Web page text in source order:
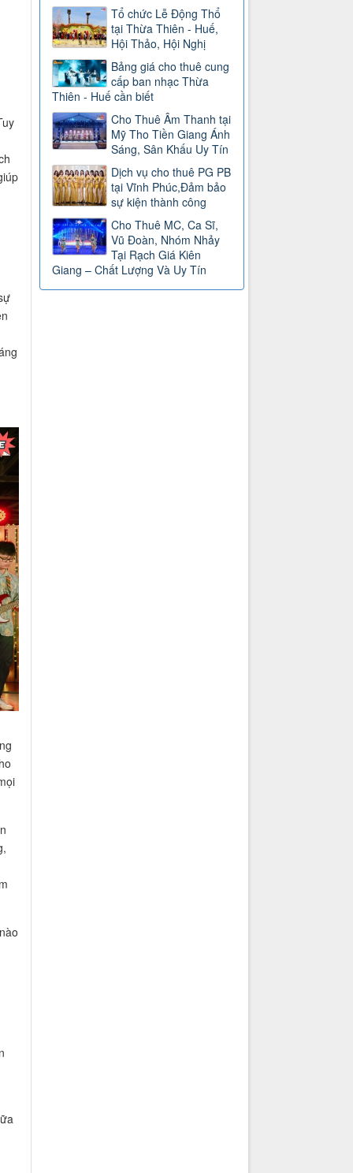
Tổ chức Lễ Động Thổ
tại Thừa Thiên - Huế,
Hội Thảo, Hội Nghị
Bảng giá cho thuê cung
cấp ban nhạc Thừa
Thiên - Huế cần biết
Cho Thuê Âm Thanh tại
Mỹ Tho Tiền Giang Ánh
Sáng, Sân Khấu Uy Tín
Dịch vụ cho thuê PG PB
tại Vĩnh Phúc,Đảm bảo
sự kiện thành công
Cho Thuê MC, Ca Sĩ,
Vũ Đoàn, Nhóm Nhảy
Tại Rạch Giá Kiên
Giang – Chất Lượng Và Uy Tín